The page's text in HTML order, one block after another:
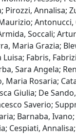
Soccali;
Maria Grazia;
Fabris,
Sara Angela;
Rosaria;
Giulia; De
Saverio;
Barnaba,
Cespiati,